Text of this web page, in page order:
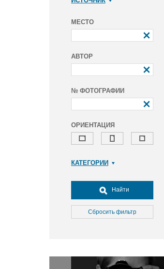
МЕСТО
АВТОР
№ ФОТОГРАФИИ
ОРИЕНТАЦИЯ
КАТЕГОРИИ
Досуг, туризм и отдых
Культура
Медицина
Окружающая среда
Найти
Сбросить фильтр